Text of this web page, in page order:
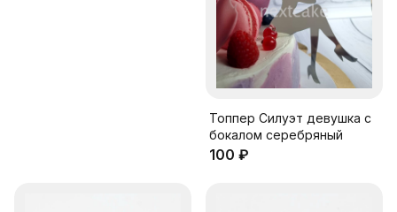
Топпер Силуэт девушка с
бокалом серебряный
100 ₽